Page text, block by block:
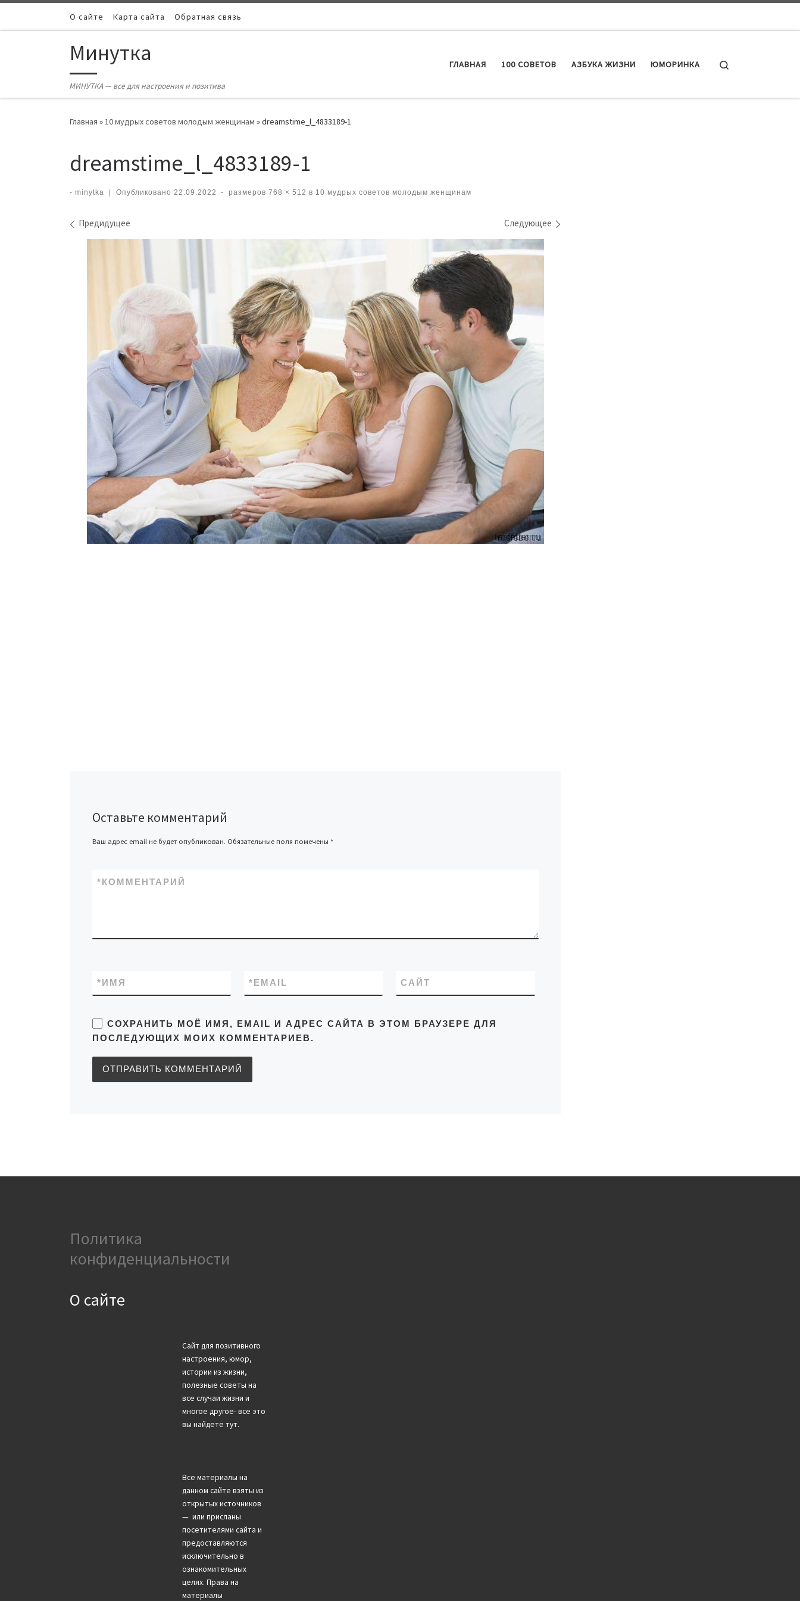
Skip to contentО сайте Карта сайта Обратная связь
Минутка
МИНУТКА — все для настроения и позитива
ГЛАВНАЯ 100 СОВЕТОВ АЗБУКА ЖИЗНИ ЮМОРИНКА
Главная »10 мудрых советов молодым женщинам »dreamstime_l_4833189-1
dreamstime_l_4833189-1
- minytka Опубликовано 22.09.2022 - размеров 768 × 512 в 10 мудрых советов молодым женщинам
Навигация по изображениям
Предидущее Следующее
Оставьте комментарий
Ваш адрес email не будет опубликован. Обязательные поля помечены *
КОММЕНТАРИЙ
*
ИМЯ
* EMAIL
* САЙТ
СОХРАНИТЬ МОЁ ИМЯ, EMAIL И АДРЕС САЙТА В ЭТОМ БРАУЗЕРЕ ДЛЯ
ПОСЛЕДУЮЩИХ МОИХ КОММЕНТАРИЕВ.
Политика
конфиденциальности
О сайте
Сайт для позитивного
настроения, юмор,
истории из жизни,
полезные советы на
все случаи жизни и
многое другое- все это
вы найдете тут.
Все материалы на
данном сайте взяты из
открытых источников
— или присланы
посетителями сайта и
предоставляются
исключительно в
ознакомительных
целях. Права на
материалы